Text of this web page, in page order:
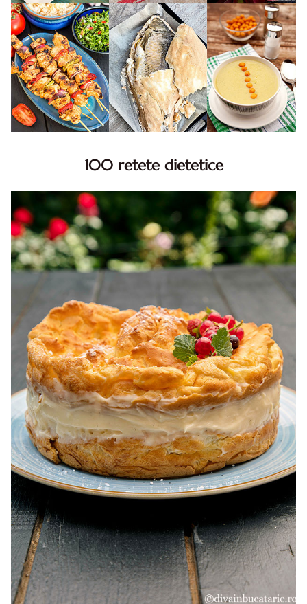
100 retete dietetice
dietetice. Idei retete dietetice. 100 Retete mancare
pentru dieta.